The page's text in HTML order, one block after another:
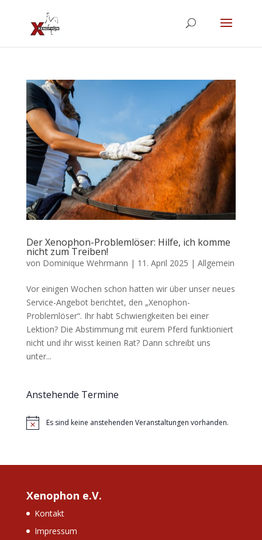
Der Xenophon-Problemlöser: Hilfe, ich komme
nicht zum Treiben!
von Dominique Wehrmann | 11. April 2025 | Allgemein
Vor einigen Wochen schon hatten wir über unser neues
Service-Angebot berichtet, den „Xenophon-
Problemlöser“. Ihr habt Schwierigkeiten bei einer
Lektion? Die Abstimmung mit eurem Pferd funktioniert
nicht und ihr wisst keinen Rat? Dann schreibt uns
unter...
Anstehende Termine
HinweisEs sind keine anstehenden Veranstaltungen vorhanden.
Xenophon e.V.
Kontakt
Impressum